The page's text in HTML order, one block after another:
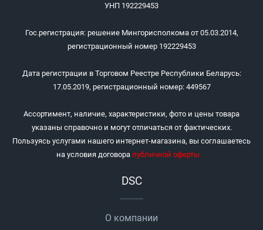
УНП 192229453
Гос.регистрация: решение Мингорисполкома от 05.03.2014,
регистрационный номер 192229453
Дата регистрации в Торговом Реестре Республики Беларусь:
17.05.2019, регистрационный номер: 449567
Ассортимент, наличие, характеристики, фото и цены товара
указаны справочно и могут отличаться от фактических.
Пользуясь услугами нашего интернет-магазина, вы соглашаетесь
на условия договора публичной оферты.
DSC
О компании